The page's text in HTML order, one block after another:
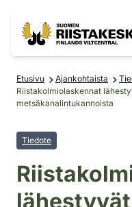
Etusivu Ajankohtaista
Riistakolmiolaskennat
metsäkanalintukannoista
Tiedote